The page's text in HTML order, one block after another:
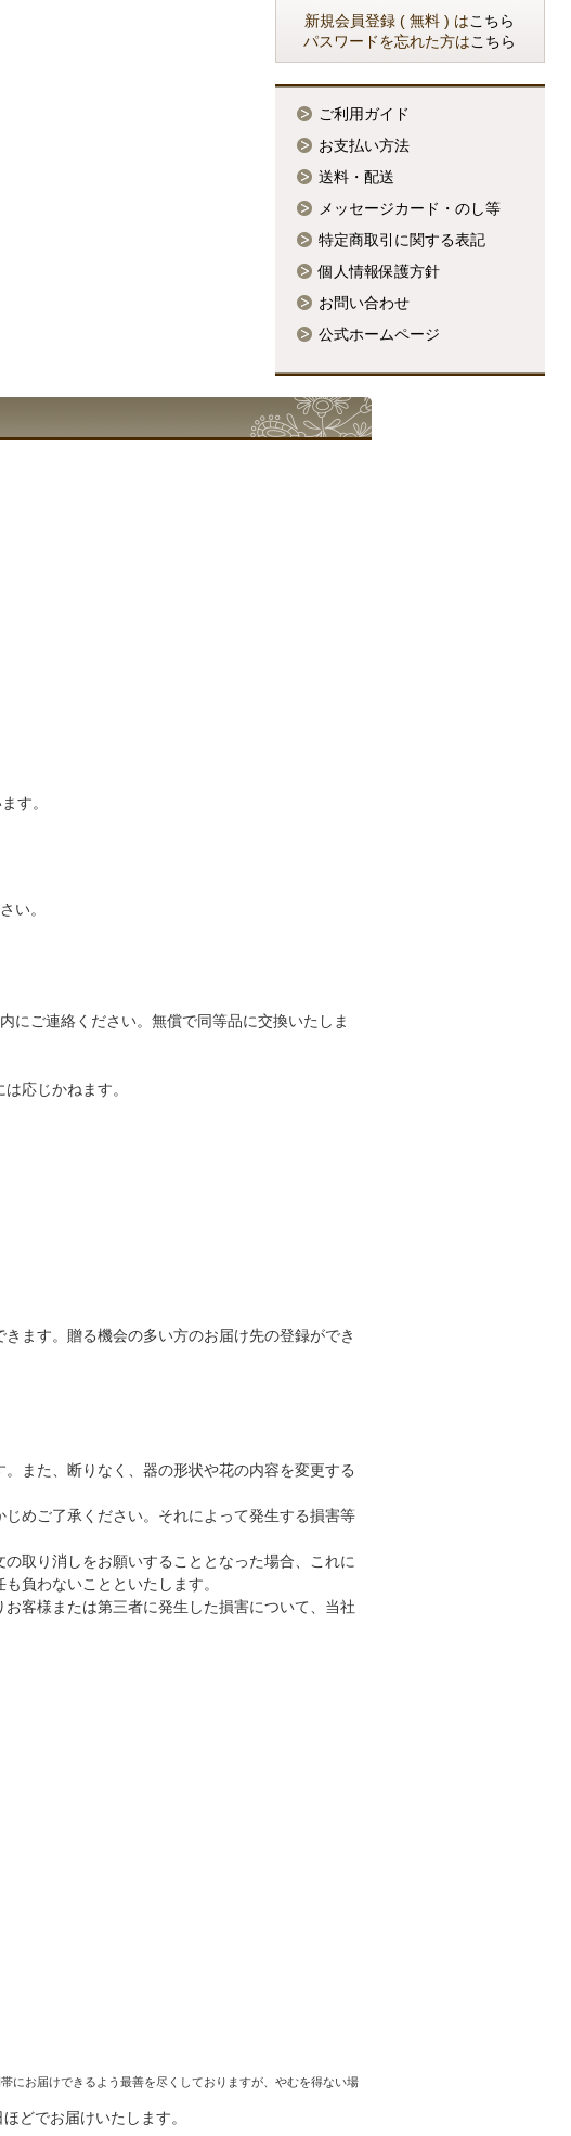
新規会員登録 ( 無料 ) はこちら
パスワードを忘れた方はこちら
ご利用ガイド
お支払い方法
送料・配送
メッセージカード・のし等
特定商取引に関する表記
個人情報保護方針
お問い合わせ
公式ホームページ
す。
い。
にご連絡ください。無償で同等品に交換いたしま
応じかねます。
ます。贈る機会の多い方のお届け先の登録ができ
また、断りなく、器の形状や花の内容を変更する
めご了承ください。それによって発生する損害等
取り消しをお願いすることとなった場合、これに
負わないことといたします。
客様または第三者に発生した損害について、当社
にお届けできるよう最善を尽くしておりますが、やむを得ない場
どでお届けいたします。